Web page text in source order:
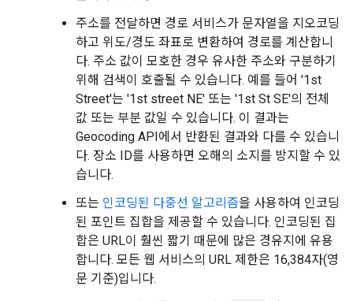
주소를 전달하면 경로 서비스가 문자열을 지오코딩
하고 위도/경도 좌표로 변환하여 경로를 계산합니
다. 주소 값이 모호한 경우 유사한 주소와 구분하기
위해 검색이 호출될 수 있습니다. 예를 들어 '1st
Street'는 '1st street NE' 또는 '1st St SE'의 전체
값 또는 부분 값일 수 있습니다. 이 결과는
Geocoding API에서 반환된 결과와 다를 수 있습니
다. 장소 ID를 사용하면 오해의 소지를 방지할 수 있
습니다.
또는 인코딩된 다중선 알고리즘을 사용하여 인코딩
된 포인트 집합을 제공할 수 있습니다. 인코딩된 집
합은 URL이 훨씬 짧기 때문에 많은 경유지에 유용
합니다. 모든 웹 서비스의 URL 제한은 16,384자(영
문 기준)입니다.